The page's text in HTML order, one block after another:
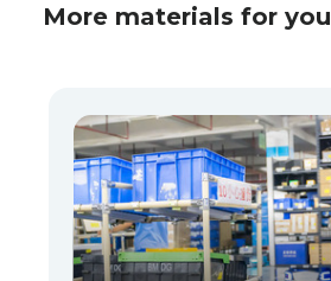
More materials for you